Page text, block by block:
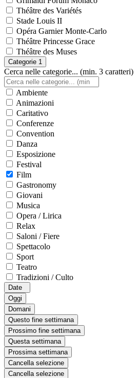
Théâtre des Variétés
Stade Louis II
Opéra Garnier Monte-Carlo
Théâtre Princesse Grace
Théâtre des Muses
Categorie 1
Cerca nelle categorie... (min. 3 caratteri)
Ambiente
Animazioni
Caritativo
Conferenze
Convention
Danza
Esposizione
Festival
Film
Gastronomy
Giovani
Musica
Opera / Lirica
Relax
Saloni / Fiere
Spettacolo
Sport
Teatro
Tradizioni / Culto
Date
Oggi
Domani
Questo fine settimana
Prossimo fine settimana
Questa settimana
Prossima settimana
Cancella selezione
Cancella selezione